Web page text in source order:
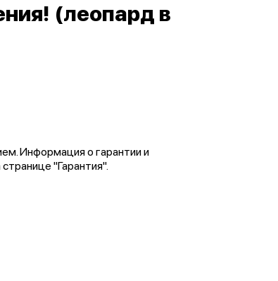
(леопард в
Информация о гарантии и
"Гарантия".